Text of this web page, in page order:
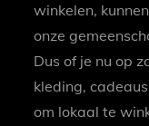
winkelen,
onze
Dus of je nu op
kleding,
om lokaal te